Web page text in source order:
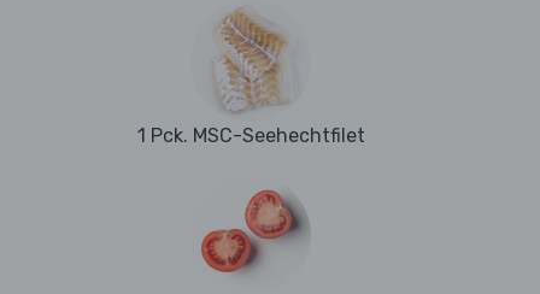
1 Pck. MSC-Seehechtfilet